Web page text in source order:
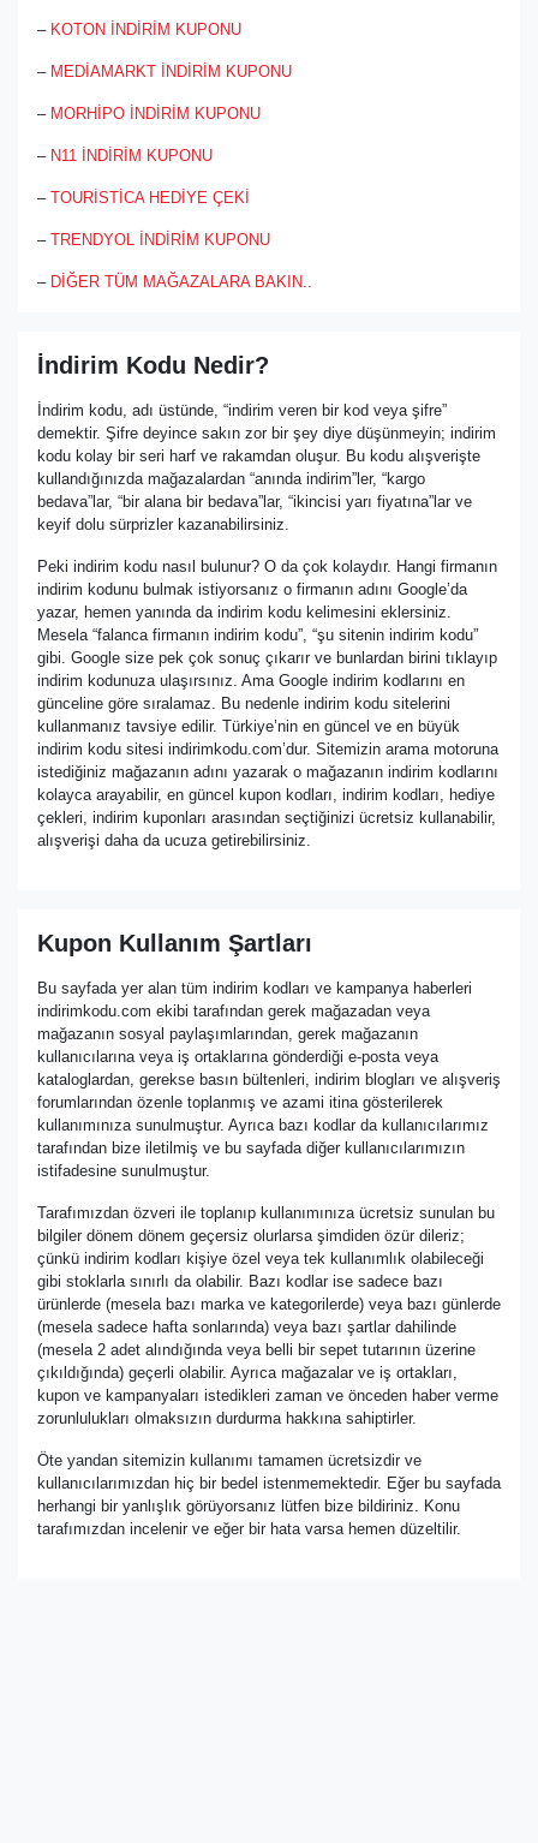
– KOTON İNDİRİM KUPONU
– MEDİAMARKT İNDİRİM KUPONU
– MORHİPO İNDİRİM KUPONU
– N11 İNDİRİM KUPONU
– TOURİSTİCA HEDİYE ÇEKİ
– TRENDYOL İNDİRİM KUPONU
– DİĞER TÜM MAĞAZALARA BAKIN..
İndirim Kodu Nedir?
İndirim kodu, adı üstünde, “indirim veren bir kod veya şifre”
demektir. Şifre deyince sakın zor bir şey diye düşünmeyin; indirim
kodu kolay bir seri harf ve rakamdan oluşur. Bu kodu alışverişte
kullandığınızda mağazalardan “anında indirim”ler, “kargo
bedava”lar, “bir alana bir bedava”lar, “ikincisi yarı fiyatına”lar ve
keyif dolu sürprizler kazanabilirsiniz.
Peki indirim kodu nasıl bulunur? O da çok kolaydır. Hangi firmanın
indirim kodunu bulmak istiyorsanız o firmanın adını Google’da
yazar, hemen yanında da indirim kodu kelimesini eklersiniz.
Mesela “falanca firmanın indirim kodu”, “şu sitenin indirim kodu”
gibi. Google size pek çok sonuç çıkarır ve bunlardan birini tıklayıp
indirim kodunuza ulaşırsınız. Ama Google indirim kodlarını en
günceline göre sıralamaz. Bu nedenle indirim kodu sitelerini
kullanmanız tavsiye edilir. Türkiye’nin en güncel ve en büyük
indirim kodu sitesi indirimkodu.com’dur. Sitemizin arama motoruna
istediğiniz mağazanın adını yazarak o mağazanın indirim kodlarını
kolayca arayabilir, en güncel kupon kodları, indirim kodları, hediye
çekleri, indirim kuponları arasından seçtiğinizi ücretsiz kullanabilir,
alışverişi daha da ucuza getirebilirsiniz.
Kupon Kullanım Şartları
Bu sayfada yer alan tüm indirim kodları ve kampanya haberleri
indirimkodu.com ekibi tarafından gerek mağazadan veya
mağazanın sosyal paylaşımlarından, gerek mağazanın
kullanıcılarına veya iş ortaklarına gönderdiği e-posta veya
kataloglardan, gerekse basın bültenleri, indirim blogları ve alışveriş
forumlarından özenle toplanmış ve azami itina gösterilerek
kullanımınıza sunulmuştur. Ayrıca bazı kodlar da kullanıcılarımız
tarafından bize iletilmiş ve bu sayfada diğer kullanıcılarımızın
istifadesine sunulmuştur.
Tarafımızdan özveri ile toplanıp kullanımınıza ücretsiz sunulan bu
bilgiler dönem dönem geçersiz olurlarsa şimdiden özür dileriz;
çünkü indirim kodları kişiye özel veya tek kullanımlık olabileceği
gibi stoklarla sınırlı da olabilir. Bazı kodlar ise sadece bazı
ürünlerde (mesela bazı marka ve kategorilerde) veya bazı günlerde
(mesela sadece hafta sonlarında) veya bazı şartlar dahilinde
(mesela 2 adet alındığında veya belli bir sepet tutarının üzerine
çıkıldığında) geçerli olabilir. Ayrıca mağazalar ve iş ortakları,
kupon ve kampanyaları istedikleri zaman ve önceden haber verme
zorunlulukları olmaksızın durdurma hakkına sahiptirler.
Öte yandan sitemizin kullanımı tamamen ücretsizdir ve
kullanıcılarımızdan hiç bir bedel istenmemektedir. Eğer bu sayfada
herhangi bir yanlışlık görüyorsanız lütfen bize bildiriniz. Konu
tarafımızdan incelenir ve eğer bir hata varsa hemen düzeltilir.